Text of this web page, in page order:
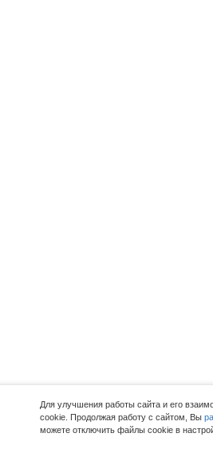
Для улучшения работы сайта и его
cookie. Продолжая работу с сайтом, Вы
можете отключить файлы cookie в